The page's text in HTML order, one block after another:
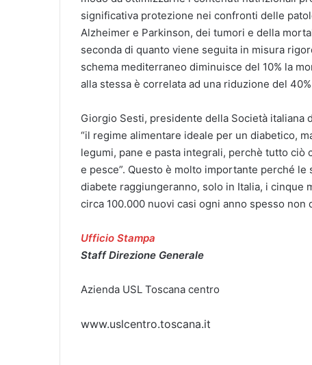
significativa protezione nei confronti delle
Alzheimer e Parkinson, dei tumori e della
seconda di quanto viene seguita in misura
schema mediterraneo diminuisce del 10% la
alla stessa è correlata ad una riduzione del
Giorgio Sesti, presidente della Società italiana
“il regime alimentare ideale per un diabetico,
legumi, pane e pasta integrali, perchè tutto ciò
e pesce”. Questo è molto importante perché
diabete raggiungeranno, solo in Italia, i
circa 100.000 nuovi casi ogni anno spesso non
Ufficio Stampa
Staff Direzione Generale
Azienda USL Toscana centro
www.uslcentro.toscana.it